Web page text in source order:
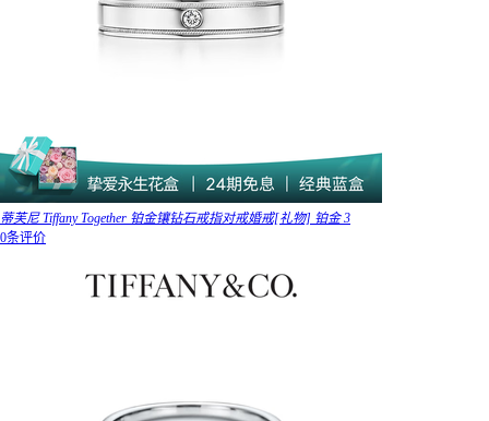
蒂芙尼 Tiffany Together 铂金镶钻石戒指对戒婚戒[礼物] 铂金 3
0条评价